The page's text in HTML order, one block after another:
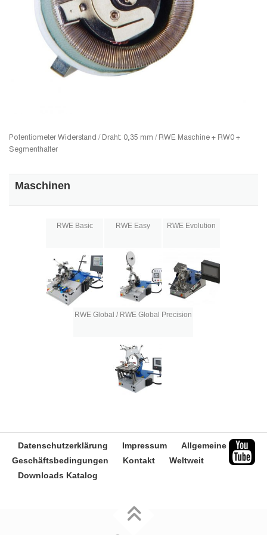
Potentiometer Widerstand / Draht: 0,35 mm / RWE Maschine + RW0 +
Segmenthalter
Maschinen
RWE Basic RWE Easy RWE Evolution
RWE Global / RWE Global Precision
Datenschutzerklärung Impressum
Allgemeine
Geschäftsbedingungen
Kontakt
Weltweit
Downloads Katalog